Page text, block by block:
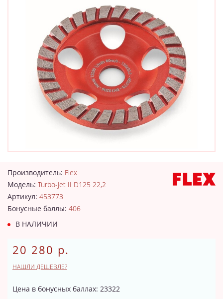
Производитель: Flex
Модель: Turbo-Jet II D125 22,2
Артикул: 453773
Бонусные баллы: 406
В НАЛИЧИИ
20 280 р.
НАШЛИ ДЕШЕВЛЕ?
Цена в бонусных баллах: 23322